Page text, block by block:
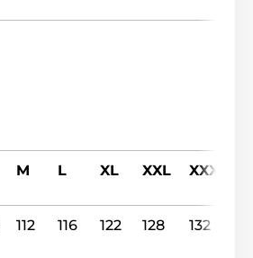
M L XL XXL XXXL
112 116 122 128 132